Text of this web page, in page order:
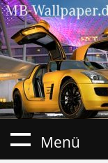
Menü